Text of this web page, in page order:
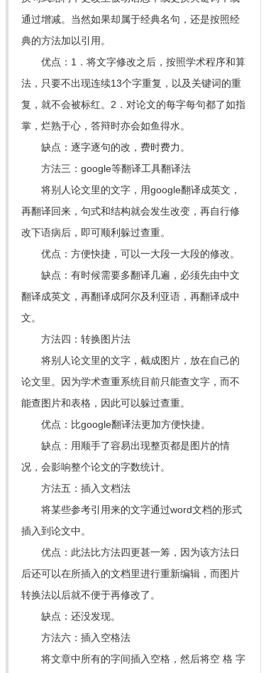
通过增减。当然如果却属于经典名句，还是按照经
典的方法加以引用。
优点：1．将文字修改之后，按照学术程序和算
法，只要不出现连续13个字重复，以及关键词的重
复，就不会被标红。2．对论文的每字每句都了如指
掌，烂熟于心，答辩时亦会如鱼得水。
缺点：逐字逐句的改，费时费力。
方法三：google等翻译工具翻译法
将别人论文里的文字，用google翻译成英文，
再翻译回来，句式和结构就会发生改变，再自行修
改下语病后，即可顺利躲过查重。
优点：方便快捷，可以一大段一大段的修改。
缺点：有时候需要多翻译几遍，必须先由中文
翻译成英文，再翻译成阿尔及利亚语，再翻译成中
文。
方法四：转换图片法
将别人论文里的文字，截成图片，放在自己的
论文里。因为学术查重系统目前只能查文字，而不
能查图片和表格，因此可以躲过查重。
优点：比google翻译法更加方便快捷。
缺点：用顺手了容易出现整页都是图片的情
况，会影响整个论文的字数统计。
方法五：插入文档法
将某些参考引用来的文字通过word文档的形式
插入到论文中。
优点：此法比方法四更甚一筹，因为该方法日
后还可以在所插入的文档里进行重新编辑，而图片
转换法以后就不便于再修改了。
缺点：还没发现。
方法六：插入空格法
将文章中所有的字间插入空格，然后将空 格 字